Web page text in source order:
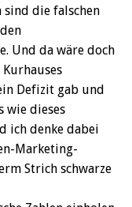
die falschen
Und da wäre doch
Defizit gab und
wie dieses
ich denke dabei
Marketing-
Strich schwarze